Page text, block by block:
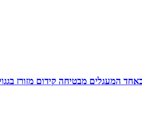
המעגלים מבטיחה קידום מזורז